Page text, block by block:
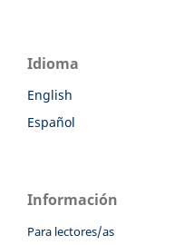
Idioma
English
Español
Información
Para lectores/as